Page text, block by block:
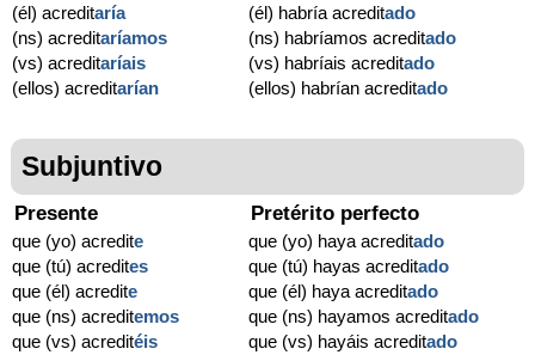
(él) acreditaría
(ns) acreditaríamos
(vs) acreditaríais
(ellos) acreditarían
(él) habría acreditado
(ns) habríamos acreditado
(vs) habríais acreditado
(ellos) habrían acreditado
Subjuntivo
Presente
que (yo) acredite
que (tú) acredites
que (él) acredite
que (ns) acreditemos
que (vs) acreditéis
Pretérito perfecto
que (yo) haya acreditado
que (tú) hayas acreditado
que (él) haya acreditado
que (ns) hayamos acreditado
que (vs) hayáis acreditado